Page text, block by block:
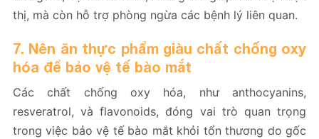
thị, mà còn hỗ trợ phòng ngừa các bệnh lý liên quan.
7. Nên ăn thực phẩm giàu chất chống oxy
hóa để bảo vệ tế bào mắt
Các chất chống oxy hóa, như anthocyanins,
resveratrol, và flavonoids, đóng vai trò quan trọng
trong việc bảo vệ tế bào mắt khỏi tổn thương do gốc